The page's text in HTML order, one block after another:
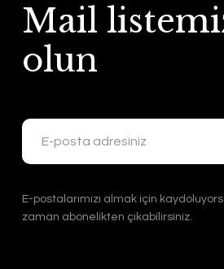
Mail
olun
E-postalarımızı almak için
zaman abonelikten çıkabilirsiniz.